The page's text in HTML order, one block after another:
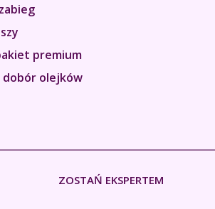
premium
olejków
ZOSTAŃ EKSPERTEM